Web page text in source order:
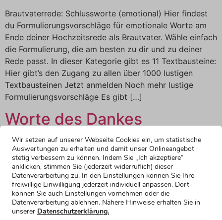
Brautvaterrede: Schlussworte (emotional) Hier findest
du Formulierungsvorschläge für emotionale Worte am
Ende deiner Hochzeitsrede als Brautvater. Wähle einfach
die Formulierung, die am besten zu dir und zu deiner
Rede passt. In dieser Kategorie gibt es 11 Textbausteine:
Hier gibt’s den Zugang zu allen über 1000 lustigen
Textbausteinen Jetzt anmelden Noch mehr lustige
Formulierungsvorschläge Es gibt […]
Worte des Dankes
Brautvaterrede: Worte des Dankes Hier findest du
Formulierungsvorschläge für dankende Worte am
Schluss deiner Hochzeitsrede als Brautvater. Wähle
einfach die Formulierung, die am besten zu dir und zu
deiner Rede passt. In dieser Kategorie gibt es 11
Textbausteine: Hier gibt’s den Zugang zu allen über
1000 lustigen Textbausteinen Jetzt anmelden Noch
Wir setzen auf unserer Webseite Cookies ein, um statistische
Auswertungen zu erhalten und damit unser Onlineangebot
stetig verbessern zu können. Indem Sie „Ich akzeptiere“
anklicken, stimmen Sie (jederzeit widerruflich) dieser
Datenverarbeitung zu. In den Einstellungen können Sie Ihre
freiwillige Einwilligung jederzeit individuell anpassen. Dort
können Sie auch Einstellungen vornehmen oder die
Datenverarbeitung ablehnen. Nähere Hinweise erhalten Sie in
unserer Datenschutzerklärung.